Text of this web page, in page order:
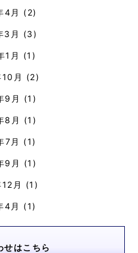
4月 (2)
3月 (3)
1月 (1)
月 (2)
9月 (1)
8月 (1)
7月 (1)
9月 (1)
月 (1)
4月 (1)
せはこちら